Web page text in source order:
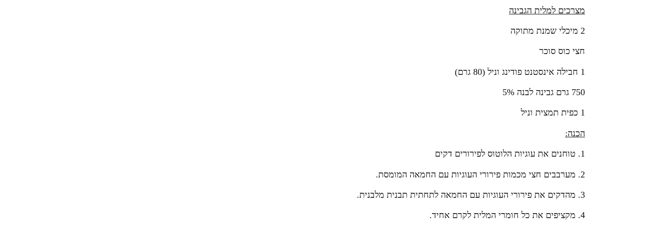
מצרכים למלית הגבינה
2 מיכלי שמנת מתוקה
חצי כוס סוכר
1 חבילה אינסטנט פודינג וניל (80 גרם)
750 גרם גבינה לבנה 5%
1 כפית תמצית וניל
הכנה:
1. טוחנים את עוגיות הלוטוס לפירורים דקים
2. מערבבים חצי מכמות פירורי העוגיות עם החמאה המומסת.
3. מהדקים את פירורי העוגיות עם החמאה לתחתית תבנית מלבנית.
4. מקציפים את כל חומרי המלית לקרם אחיד.